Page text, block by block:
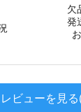
欠
発
レビューを見